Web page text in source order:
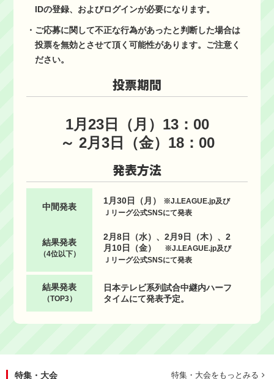
IDの登録、およびログインが必要になります。
・ご応募に関して不正な行為があったと判断した場合は
投票を無効とさせて頂く可能性があります。ご注意く
ださい。
投票期間
1月23日（月）13：00
～ 2月3日（金）18：00
発表方法
中間発表
1月30日（月）
※J.LEAGUE.jp及び
Ｊリーグ公式SNSにて発表
結果発表
（4位以下）
2月8日（水）、2月9日（木）、2
月10日（金）
※J.LEAGUE.jp及び
Ｊリーグ公式SNSにて発表
結果発表
（TOP3）
日本テレビ系列試合中継内ハーフ
タイムにて発表予定。
特集・大会 特集・大会をもっとみる